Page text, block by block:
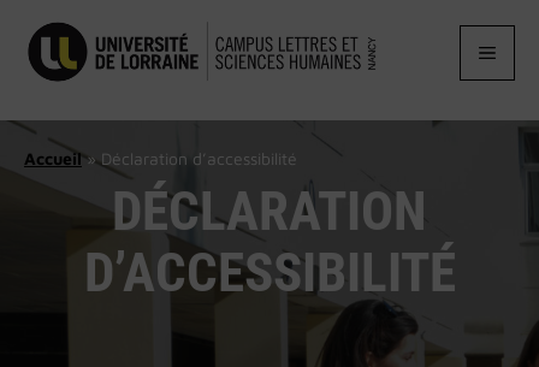
contenu
Accueil » Déclaration d’accessibilité
DÉCLARATION
D’ACCESSIBILITÉ